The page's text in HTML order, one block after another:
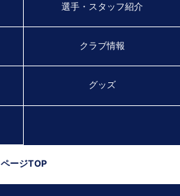
選手・スタッフ紹介
クラブ情報
グッズ
ページTOP